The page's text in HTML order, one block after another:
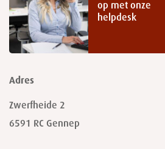
op met onze
helpdesk
Adres
Zwerfheide 2
6591 RC Gennep